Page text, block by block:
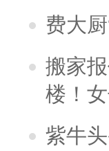
费大
搬家
楼！
紫牛